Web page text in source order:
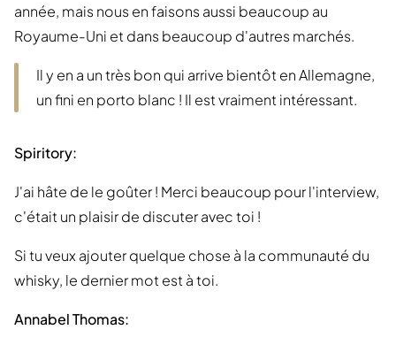
année, mais nous en faisons aussi beaucoup au
Royaume-Uni et dans beaucoup d'autres marchés.
Il y en a un très bon qui arrive bientôt en Allemagne,
un fini en porto blanc ! Il est vraiment intéressant.
Spiritory:
J'ai hâte de le goûter ! Merci beaucoup pour l'interview,
c'était un plaisir de discuter avec toi !
Si tu veux ajouter quelque chose à la communauté du
whisky, le dernier mot est à toi.
Annabel Thomas: